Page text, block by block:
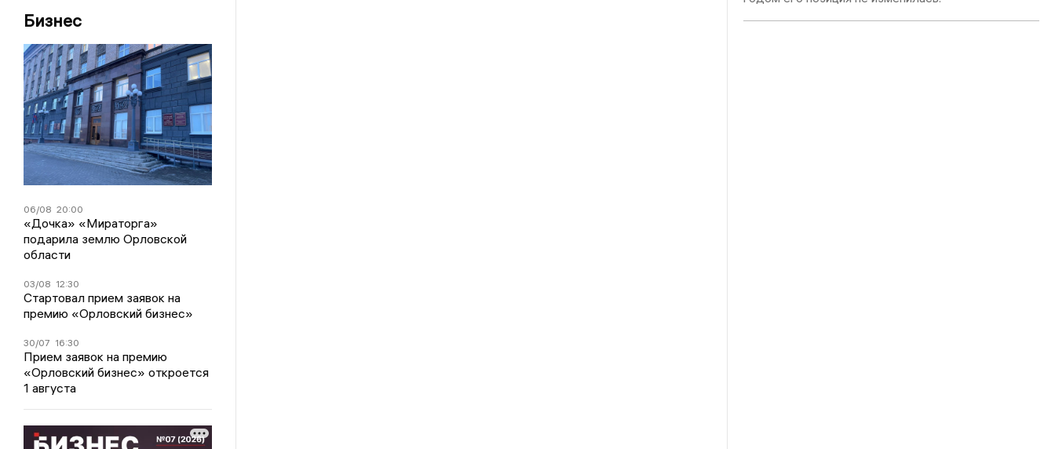
Бизнес
06/08 20:00
«Дочка» «Мираторга»
подарила землю Орловской
области
03/08 12:30
Стартовал прием заявок на
премию «Орловский бизнес»
30/07 16:30
Прием заявок на премию
«Орловский бизнес» откроется
1 августа